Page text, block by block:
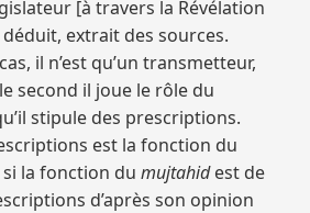
[à travers la Révélation
extrait des sources.
il n’est qu’un transmetteur,
second il joue le rôle du
stipule des prescriptions.
est la fonction du
si la fonction du mujtahidest de
d’après son opinion